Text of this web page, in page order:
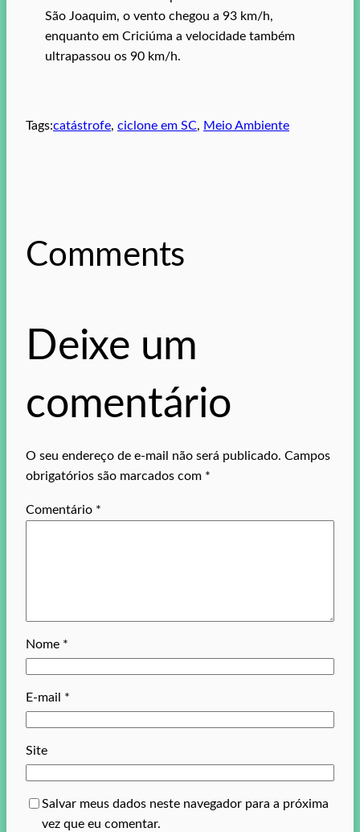
São Joaquim, o vento chegou a 93 km/h,
enquanto em Criciúma a velocidade também
ultrapassou os 90 km/h.
Tags:catástrofe, ciclone em SC, Meio Ambiente
Comments
Deixe um
comentário
O seu endereço de e-mail não será publicado. Campos
obrigatórios são marcados com *
Comentário *
Nome *
E-mail *
Site
Salvar meus dados neste navegador para a próxima
vez que eu comentar.